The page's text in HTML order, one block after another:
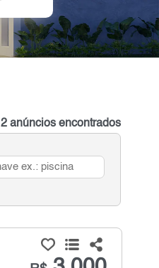
2 anúncios encontrados